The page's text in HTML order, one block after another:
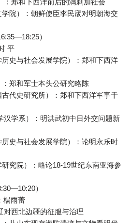
院）：朝鲜使臣李民宬对明朝海交
）
平
史与社会发展学院）：郑和下西洋
郑和军士本头公研究略陈
代史研究所）：郑和下西洋军事干
汉学系）：明洪武初中日外交问题新
史与社会发展学院）：论明永乐时
究院）：略论18-19世纪东南亚海参
）
楊雨蕾
对西北边疆的征服与治理